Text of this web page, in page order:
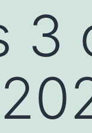
3